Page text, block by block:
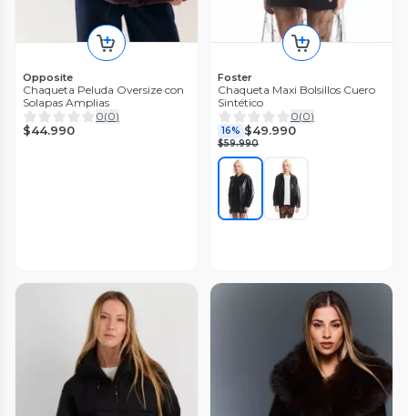
Opposite
Chaqueta Peluda Oversize con
Solapas Amplias
0(0)
$44.990
Foster
Chaqueta Maxi Bolsillos Cuero
Sintético
0(0)
16% $49.990
$59.990